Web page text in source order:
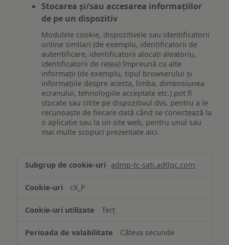
Stocarea și/sau accesarea informațiilor
de pe un dispozitiv
Modulele cookie, dispozitivele sau identificatorii
online similari (de exemplu, identificatorii de
autentificare, identificatorii alocați aleatoriu,
identificatorii de rețea) împreună cu alte
informații (de exemplu, tipul browserului și
informațiile despre acesta, limba, dimensiunea
ecranului, tehnologiile acceptate etc.) pot fi
stocate sau citite pe dispozitivul dvs. pentru a le
recunoaște de fiecare dată când se conectează la
o aplicație sau la un site web, pentru unul sau
mai multe scopuri prezentate aici.
și/sau
informațiilor
pe
dispozitiv
admp-tc-sati.adtlgc.com
cX_P
Terț
Câteva secunde